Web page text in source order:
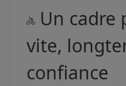
Un cadre
vite,
confiance